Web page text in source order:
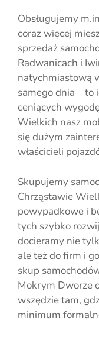
Obsługujemy
coraz więcej
sprzedaż
Radwanicach i
natychmiastową
samego dnia – to
ceniących
Wielkich nasz
się dużym
właścicieli
Skupujemy
Chrząstawie
powypadkowe i
tych szybko
docieramy nie
ale też do firm i
skup
Mokrym Dworze
wszędzie tam,
minimum